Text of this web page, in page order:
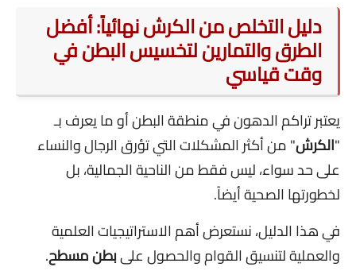
دليل التخلص من الكرش نهائياً: أفضل
الطرق والتمارين لتخسيس البطن في
وقت قياسي
يعتبر تراكم الدهون في منطقة البطن أو ما يعرف بـ
"الكرش" من أكثر المشكلات التي تؤرق الرجال والنساء
على حد سواء، ليس فقط من الناحية الجمالية، بل
لخطورتها الصحية أيضاً.
في هذا الدليل، نستعرض أهم الاستراتيجيات العلمية
والعملية لتنسيق القوام والحصول علىبطن مسطح.